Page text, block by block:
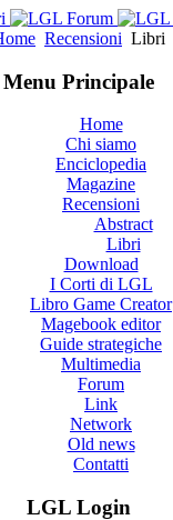
Recensioni Libri
Menu Principale
Home
Chi siamo
Enciclopedia
Magazine
Recensioni
Abstract
Libri
Download
I Corti di LGL
Libro Game Creator
Magebook editor
Guide strategiche
Multimedia
Forum
Link
Network
Old news
Contatti
LGL Login